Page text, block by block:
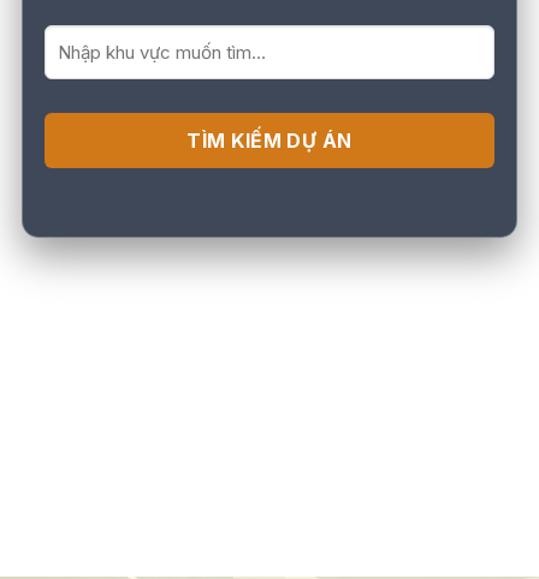
TÌM KIẾM DỰ ÁN